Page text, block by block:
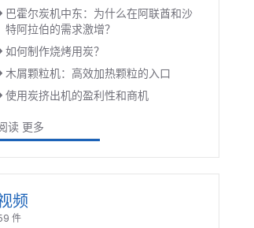
巴霍尔炭机中东：为什么在阿联酋和沙
特阿拉伯的需求激增？
如何制作烧烤用炭？
木屑颗粒机：高效加热颗粒的入口
使用炭挤出机的盈利性和商机
读 更多
频
件